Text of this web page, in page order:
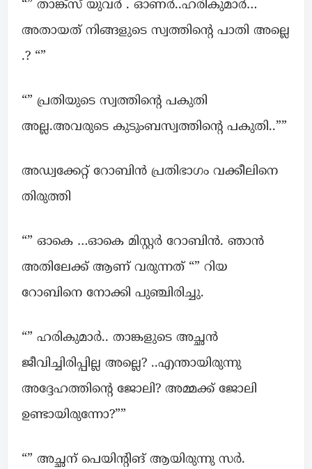
“” താങ്ക്സ് യുവർ . ഓണർ..ഹരികുമാർ…
അതായത് നിങ്ങളുടെ സ്വത്തിന്റെ പാതി അല്ലെ
.? “”
“” പ്രതിയുടെ സ്വത്തിന്റെ പകുതി
അല്ല.അവരുടെ കുടുംബസ്വത്തിന്റെ പകുതി..””
അഡ്വക്കേറ്റ് റോബിൻ പ്രതിഭാഗം വക്കീലിനെ
തിരുത്തി
“” ഓകെ …ഓകെ മിസ്റ്റർ റോബിൻ. ഞാൻ
അതിലേക്ക് ആണ് വരുന്നത് “” റിയ
റോബിനെ നോക്കി പുഞ്ചിരിച്ചു.
“” ഹരികുമാർ.. താങ്കളുടെ അച്ഛൻ
ജീവിച്ചിരിപ്പില്ല അല്ലെ? ..എന്തായിരുന്നു
അദ്ദേഹത്തിന്റെ ജോലി? അമ്മക്ക് ജോലി
ഉണ്ടായിരുന്നോ?””
“” അച്ഛന് പെയിന്റിങ് ആയിരുന്നു സർ.